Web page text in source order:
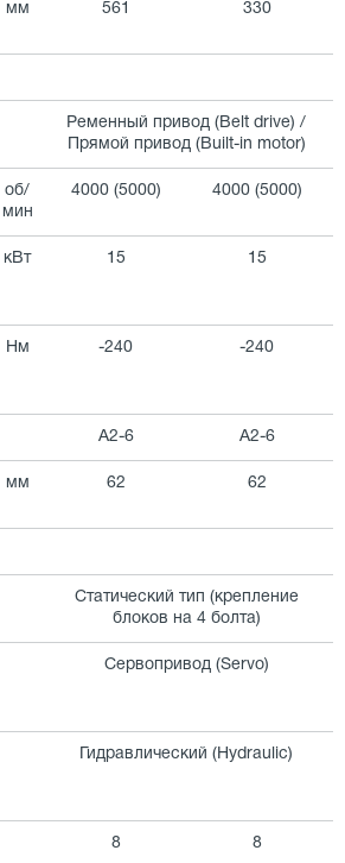
мм 561 330
Ременный привод (Belt drive) /
Прямой привод (Built-in motor)
об/
мин
4000 (5000) 4000 (5000)
кВт 15 15
Нм -240 -240
А2-6 А2-6
мм 62 62
Статический тип (крепление
блоков на 4 болта)
Сервопривод (Servo)
Гидравлический (Hydraulic)
8 8